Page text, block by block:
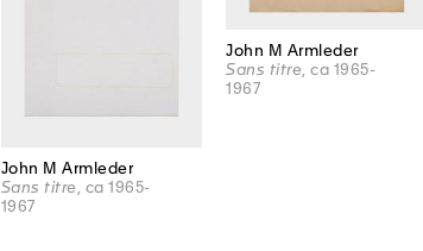
John M Armleder
Sans titre , ca 1965-
1967
John M Armleder
Sans titre, ca 1965-
1967